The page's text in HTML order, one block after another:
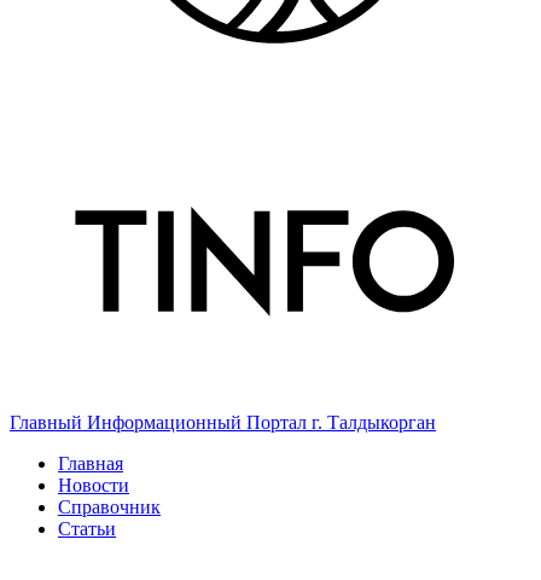
Главный Информационный Портал г. Талдыкорган
Главная
Новости
Справочник
Статьи